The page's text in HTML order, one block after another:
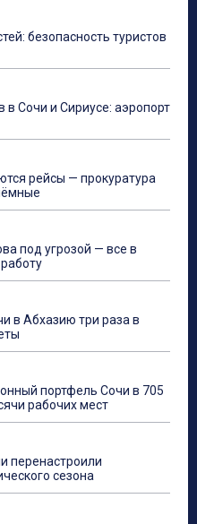
безопасность туристов
в Сочи и Сириусе: аэропорт
рейсы — прокуратура
под угрозой — все в
в Абхазию три раза в
портфель Сочи в 705
рабочих мест
перенастроили
сезона